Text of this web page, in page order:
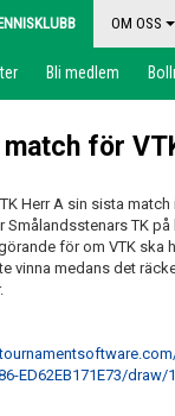
OM OSS
Bli medlem
för
Herr A sin sista
Smålandsstenars TK
för om VTK ska
vinna medans det
ED62EB171E73/draw/1